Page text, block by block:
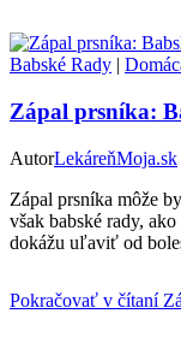
Babské Rady |
Zápal prsníka:
AutorLekáreňMoja.sk
Zápal prsníka môže
však babské rady,
dokážu uľaviť od
Pokračovať v čítaní